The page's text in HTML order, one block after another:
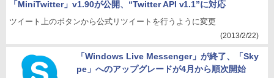
「MiniTwitter」v1.90が公開、“Twitter API v1.1”に対応
ツイート上のボタンから公式リツイートを行うように変更
(2013/2/22)
「Windows Live Messenger」が終了、「Sky
pe」へのアップグレードが4月から順次開始